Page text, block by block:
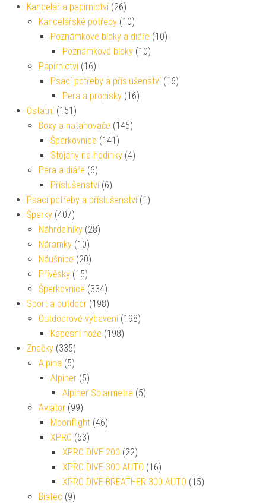
Kancelář a papírnictví (26)
Kancelářské potřeby (10)
Poznámkové bloky a diáře (10)
Poznámkové bloky (10)
Papírnictví (16)
Psací potřeby a příslušenství (16)
Pera a propisky (16)
Ostatní (151)
Boxy a natahovače (145)
Šperkovnice (141)
Stojany na hodinky (4)
Pera a diáře (6)
Příslušenství (6)
Psací potřeby a příslušenství (1)
Šperky (407)
Náhrdelníky (28)
Náramky (10)
Náušnice (20)
Přívěsky (15)
Šperkovnice (334)
Sport a outdoor (198)
Outdoorové vybavení (198)
Kapesní nože (198)
Značky (335)
Alpina (5)
Alpiner (5)
Alpiner Solarmetre (5)
Aviator (99)
Moonflight (46)
XPRO (53)
XPRO DIVE 200 (22)
XPRO DIVE 300 AUTO (16)
XPRO DIVE BREATHER 300 AUTO (15)
Biatec (9)